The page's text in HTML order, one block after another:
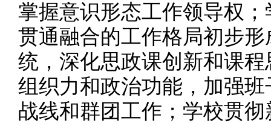
掌握意识形态工作领导权
贯通融合的工作格局初步
统，深化思政课创新和课
组织力和政治功能，加强
战线和群团工作；学校贯